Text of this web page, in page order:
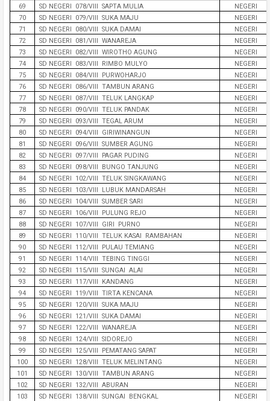
69
SD NEGERI 078/VIII SAPTA MULIA
NEGERI
70
SD NEGERI 079/VIII SUKA MAJU
NEGERI
71
SD NEGERI 080/VIII SUKA DAMAI
NEGERI
72
SD NEGERI 081/VIII WANAREJA
NEGERI
73
SD NEGERI 082/VIII WIROTHO AGUNG
NEGERI
74
SD NEGERI 083/VIII RIMBO MULYO
NEGERI
75
SD NEGERI 084/VIII PURWOHARJO
NEGERI
76
SD NEGERI 086/VIII TAMBUN ARANG
NEGERI
77
SD NEGERI 087/VIII TELUK LANGKAP
NEGERI
78
SD NEGERI 090/VIII TELUK PANDAK
NEGERI
79
SD NEGERI 093/VIII TEGAL ARUM
NEGERI
80
SD NEGERI 094/VIII GIRIWINANGUN
NEGERI
81
SD NEGERI 096/VIII SUMBER AGUNG
NEGERI
82
SD NEGERI 097/VIII PAGAR PUDING
NEGERI
83
SD NEGERI 098/VIII BUNGO TANJUNG
NEGERI
84
SD NEGERI 102/VIII TELUK SINGKAWANG
NEGERI
85
SD NEGERI 103/VIII LUBUK MANDARSAH
NEGERI
86
SD NEGERI 104/VIII SUMBER SARI
NEGERI
87
SD NEGERI 106/VIII PULUNG REJO
NEGERI
88
SD NEGERI 107/VIII GIRI PURNO
NEGERI
89
SD NEGERI 110/VIII TELUK KASAI RAMBAHAN
NEGERI
90
SD NEGERI 112/VIII PULAU TEMIANG
NEGERI
91
SD NEGERI 114/VIII TEBING TINGGI
NEGERI
92
SD NEGERI 115/VIII SUNGAI ALAI
NEGERI
93
SD NEGERI 117/VIII KANDANG
NEGERI
94
SD NEGERI 119/VIII TIRTA KENCANA
NEGERI
95
SD NEGERI 120/VIII SUKA MAJU
NEGERI
96
SD NEGERI 121/VIII SUKA DAMAI
NEGERI
97
SD NEGERI 122/VIII WANAREJA
NEGERI
98
SD NEGERI 124/VIII SIDOREJO
NEGERI
99
SD NEGERI 125/VIII PEMATANG SAPAT
NEGERI
100
SD NEGERI 128/VIII TELUK MELINTANG
NEGERI
101
SD NEGERI 130/VIII TAMBUN ARANG
NEGERI
102
SD NEGERI 132/VIII ABURAN
NEGERI
103
SD NEGERI 138/VIII SUNGAI BENGKAL NEGERI